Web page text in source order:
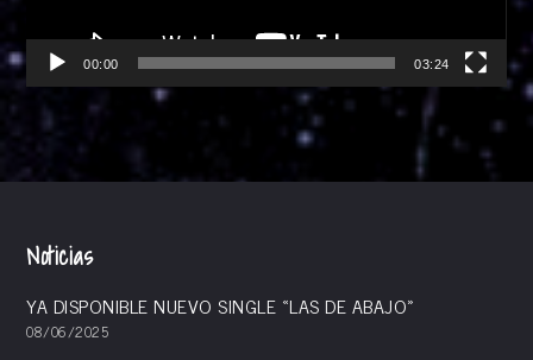
00:00 03:24
Noticias
YA DISPONIBLE NUEVO SINGLE «LAS DE ABAJO»
08/06/2025